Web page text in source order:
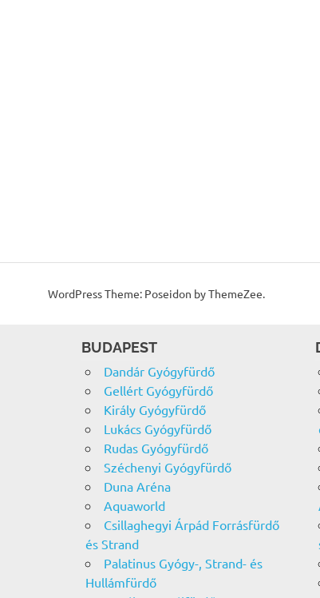
WordPress Theme: Poseidon by ThemeZee.
BUDAPEST
Dandár Gyógyfürdő
Gellért Gyógyfürdő
Király Gyógyfürdő
Lukács Gyógyfürdő
Rudas Gyógyfürdő
Széchenyi Gyógyfürdő
Duna Aréna
Aquaworld
Csillaghegyi Árpád Forrásfürdő
és Strand
Palatinus Gyógy-, Strand- és
Hullámfürdő